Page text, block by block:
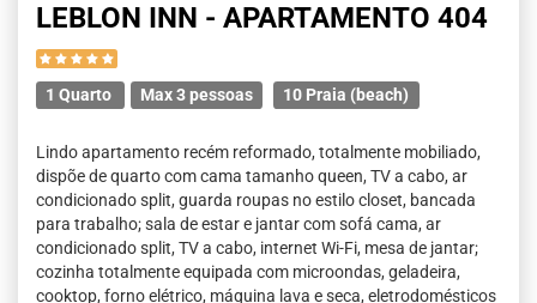
LEBLON INN - APARTAMENTO 404
1 Quarto Max 3 pessoas 10 Praia (beach)
Lindo apartamento recém reformado, totalmente mobiliado,
dispõe de quarto com cama tamanho queen, TV a cabo, ar
condicionado split, guarda roupas no estilo closet, bancada
para trabalho; sala de estar e jantar com sofá cama, ar
condicionado split, TV a cabo, internet Wi-Fi, mesa de jantar;
cozinha totalmente equipada com microondas, geladeira,
cooktop, forno elétrico, máquina lava e seca, eletrodomésticos